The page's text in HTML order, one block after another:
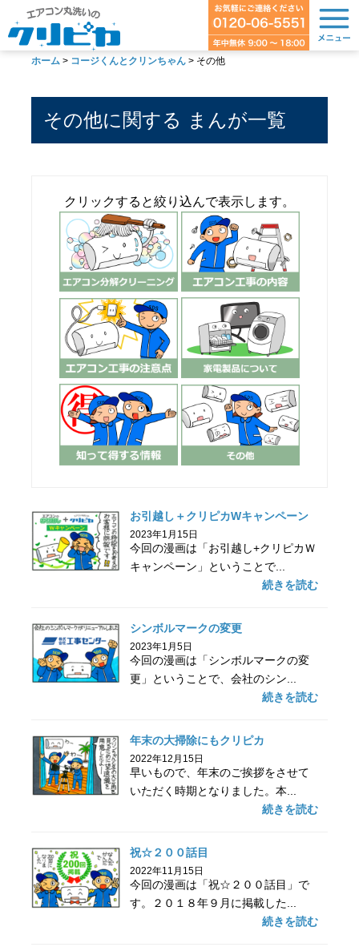
ホーム > コージくんとクリンちゃん > その他
その他に関する まんが一覧
クリックすると絞り込んで表示します。
お引越し＋クリピカWキャンペーン
2023年1月15日
今回の漫画は「お引越し+クリピカＷ
キャンペーン」ということで...
続きを読む
シンボルマークの変更
2023年1月5日
今回の漫画は「シンボルマークの変
更」ということで、会社のシン...
続きを読む
年末の大掃除にもクリピカ
2022年12月15日
早いもので、年末のご挨拶をさせて
いただく時期となりました。本...
続きを読む
祝☆２００話目
2022年11月15日
今回の漫画は「祝☆２００話目」で
す。２０１８年９月に掲載した...
続きを読む